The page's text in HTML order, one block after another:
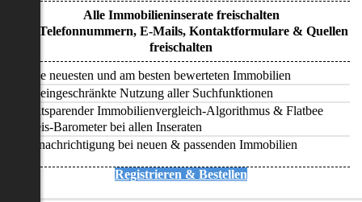
Alle Immobilieninserate freischalten
Alle Telefonnummern, E-Mails, Kontaktformulare & Quellen
freischalten
Alle neuesten und am besten bewerteten Immobilien
Uneingeschränkte Nutzung aller Suchfunktionen
Zeitsparender Immobilienvergleich-Algorithmus & Flatbee
Preis-Barometer bei allen Inseraten
Benachrichtigung bei neuen & passenden Immobilien
Registrieren & Bestellen